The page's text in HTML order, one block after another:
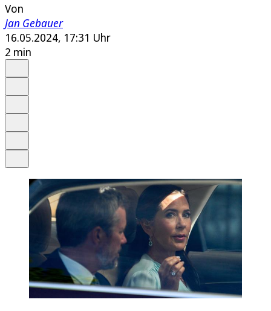
Von
Jan Gebauer
16.05.2024, 17:31 Uhr
2 min